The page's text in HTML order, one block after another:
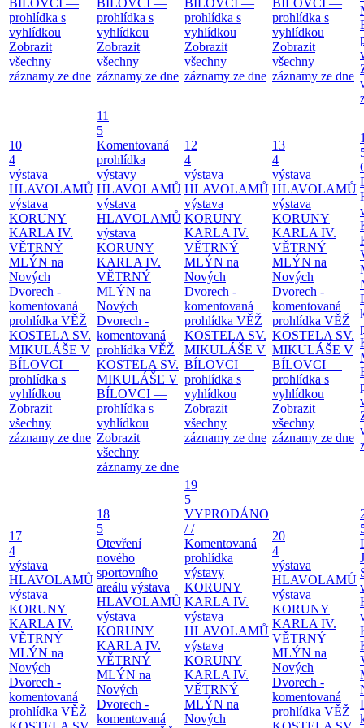
BÍLOVCI —
prohlídka s
vyhlídkou
Zobrazit
všechny
záznamy ze dne
BÍLOVCI —
prohlídka s
vyhlídkou
Zobrazit
všechny
záznamy ze dne
BÍLOVCI —
prohlídka s
vyhlídkou
Zobrazit
všechny
záznamy ze dne
BÍLOVCI —
prohlídka s
vyhlídkou
Zobrazit
všechny
záznamy ze dne
10
4
výstava
HLAVOLAMŮ
výstava
KORUNY
KARLA IV.
VĚTRNÝ
MLÝN na
Nových
Dvorech -
komentovaná
prohlídka VĚŽ
KOSTELA SV.
MIKULÁŠE V
BÍLOVCI —
prohlídka s
vyhlídkou
Zobrazit
všechny
záznamy ze dne
11
5
Komentovaná
prohlídka
výstavy
HLAVOLAMŮ
výstava
HLAVOLAMŮ
výstava
KORUNY
KARLA IV.
VĚTRNÝ
MLÝN na
Nových
Dvorech -
komentovaná
prohlídka VĚŽ
KOSTELA SV.
MIKULÁŠE V
BÍLOVCI —
prohlídka s
vyhlídkou
Zobrazit
všechny
záznamy ze dne
12
4
výstava
HLAVOLAMŮ
výstava
KORUNY
KARLA IV.
VĚTRNÝ
MLÝN na
Nových
Dvorech -
komentovaná
prohlídka VĚŽ
KOSTELA SV.
MIKULÁŠE V
BÍLOVCI —
prohlídka s
vyhlídkou
Zobrazit
všechny
záznamy ze dne
13
4
výstava
HLAVOLAMŮ
výstava
KORUNY
KARLA IV.
VĚTRNÝ
MLÝN na
Nových
Dvorech -
komentovaná
prohlídka VĚŽ
KOSTELA SV.
MIKULÁŠE V
BÍLOVCI —
prohlídka s
vyhlídkou
Zobrazit
všechny
záznamy ze dne
17
4
výstava
HLAVOLAMŮ
výstava
KORUNY
KARLA IV.
VĚTRNÝ
MLÝN na
Nových
Dvorech -
komentovaná
prohlídka VĚŽ
18
5
Otevření
nového
sportovního
areálu výstava
HLAVOLAMŮ
výstava
KORUNY
KARLA IV.
VĚTRNÝ
MLÝN na
Nových
Dvorech -
komentovaná
19
5
VYPRODÁNO
/ /
Komentovaná
prohlídka
výstavy
KORUNY
KARLA IV.
výstava
HLAVOLAMŮ
výstava
KORUNY
KARLA IV.
VĚTRNÝ
MLÝN na
Nových
20
4
výstava
HLAVOLAMŮ
výstava
KORUNY
KARLA IV.
VĚTRNÝ
MLÝN na
Nových
Dvorech -
komentovaná
prohlídka VĚŽ